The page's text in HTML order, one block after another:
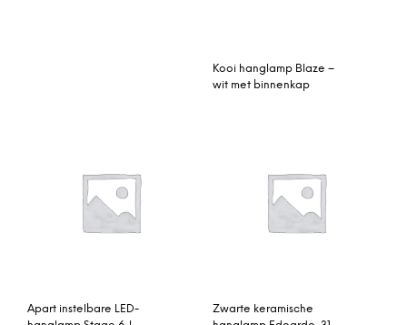
Kooi hanglamp Blaze –
wit met binnenkap
Apart instelbare LED-
Zwarte keramische